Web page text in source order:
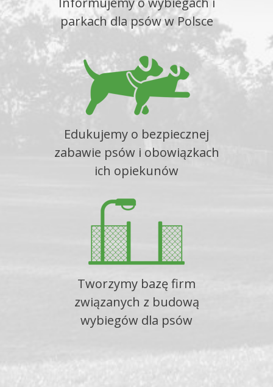
parkach dla psów w Polsce
Edukujemy o bezpiecznej
zabawie psów i obowiązkach
ich opiekunów
Tworzymy bazę firm
związanych z budową
wybiegów dla psów